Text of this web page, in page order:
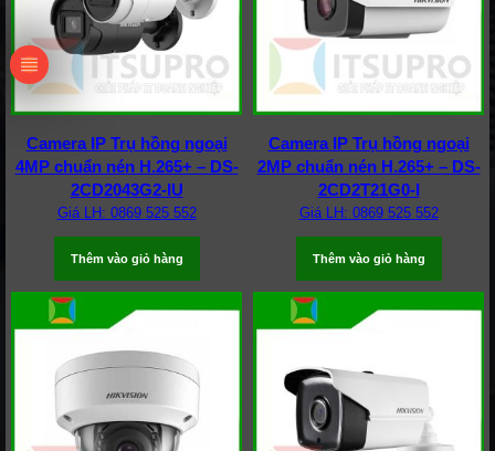
Camera IP Trụ hồng ngoại
4MP chuẩn nén H.265+ – DS-
2CD2043G2-IU
Giá LH: 0869 525 552
Thêm vào giỏ hàng
Camera IP Trụ hồng ngoại
2MP chuẩn nén H.265+ – DS-
2CD2T21G0-I
Giá LH: 0869 525 552
Thêm vào giỏ hàng